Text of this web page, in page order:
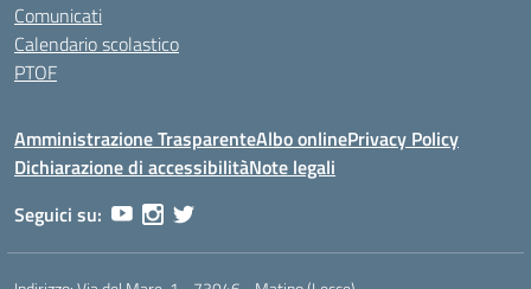
Comunicati
Calendario scolastico
PTOF
Amministrazione TrasparenteAlbo onlinePrivacy Policy
Dichiarazione di accessibilitàNote legali
Seguici su: